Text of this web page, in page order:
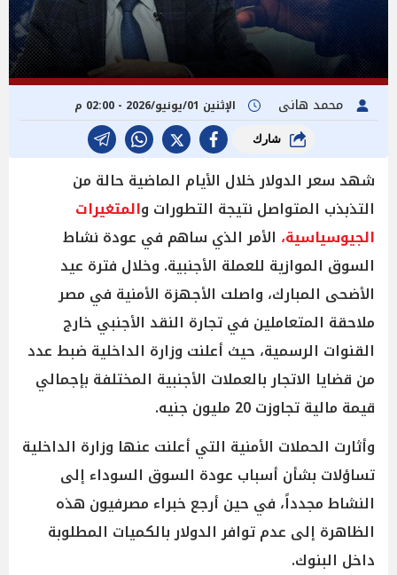
محمد هانى الإثنين 01/يونيو/2026 - 02:00 م
شارك
شهد سعر الدولار خلال الأيام الماضية حالة من
التذبذب المتواصل نتيجة التطورات والمتغيرات
الجيوسياسية، الأمر الذي ساهم في عودة نشاط
السوق الموازية للعملة الأجنبية. وخلال فترة عيد
الأضحى المبارك، واصلت الأجهزة الأمنية في مصر
ملاحقة المتعاملين في تجارة النقد الأجنبي خارج
القنوات الرسمية، حيث أعلنت وزارة الداخلية ضبط عدد
من قضايا الاتجار بالعملات الأجنبية المختلفة بإجمالي
قيمة مالية تجاوزت 20 مليون جنيه.
وأثارت الحملات الأمنية التي أعلنت عنها وزارة الداخلية
تساؤلات بشأن أسباب عودة السوق السوداء إلى
النشاط مجدداً، في حين أرجع خبراء مصرفيون هذه
الظاهرة إلى عدم توافر الدولار بالكميات المطلوبة
داخل البنوك.